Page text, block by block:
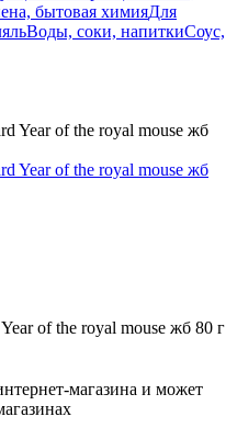
бытовая химияДля
Воды, соки, напиткиСоус,
Year of the royal mouse жб
of the royal mouse жб 80 г
магазина и может